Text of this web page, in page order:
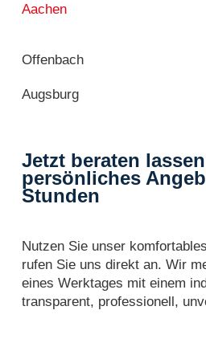
Aachen
Offenbach
Augsburg
Jetzt beraten
persönliches
Stunden
Nutzen Sie unser
rufen Sie uns direkt an. Wir
eines Werktages mit einem
transparent, professionell,